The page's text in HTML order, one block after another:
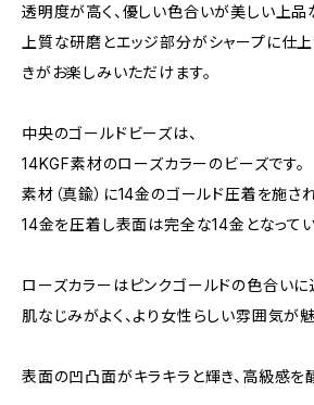
透明度が高く、優しい色合いが美しい上品
上質な研磨とエッジ部分がシャープに仕
きがお楽しみいただけます。
中央のゴールドビーズは、
14KGF素材のローズカラーのビーズです。
素材（真鍮）に14金のゴールド圧着を施さ
14金を圧着し表面は完全な14金となってい
ローズカラーはピンクゴールドの色合いに
肌なじみがよく、より女性らしい雰囲気が魅
表面の凹凸面がキラキラと輝き、高級感を